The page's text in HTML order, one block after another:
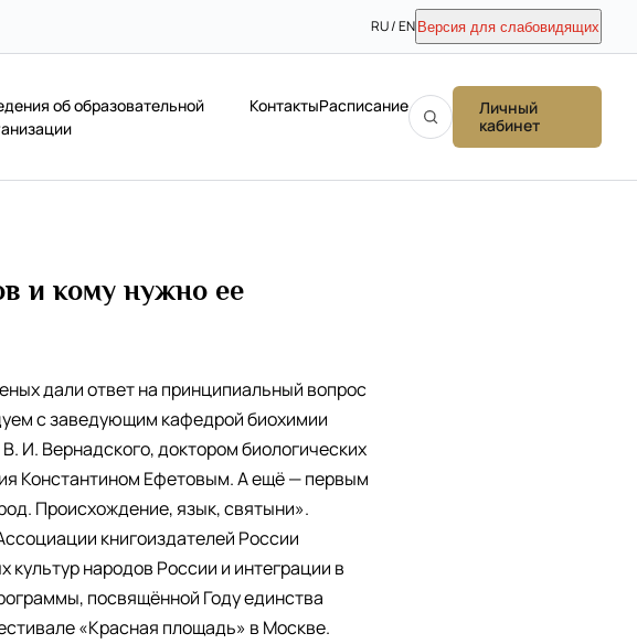
RU / EN Версия для слабовидящих
об образовательной
КонтактыРасписание
Личный
кабинет
и кому нужно ее
дали ответ на принципиальный вопрос
с заведующим кафедрой биохимии
И. Вернадского, доктором биологических
Константином Ефетовым. А ещё — первым
Происхождение, язык, святыни».
книгоиздателей России
народов России и интеграции в
посвящённой Году единства
«Красная площадь» в Москве.